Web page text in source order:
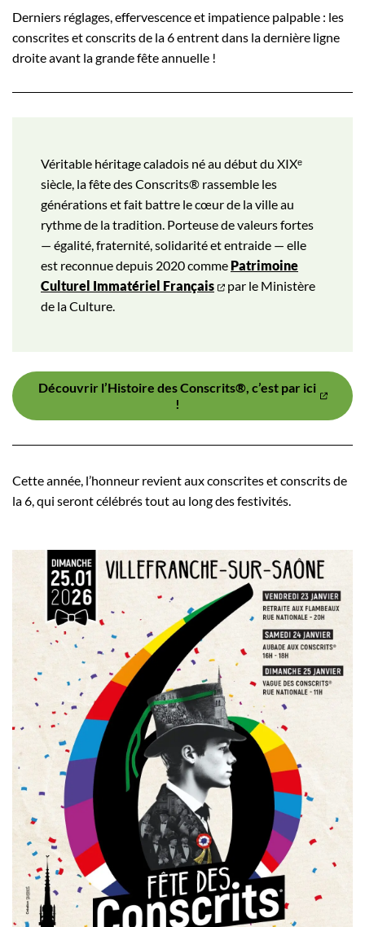
Derniers réglages, effervescence et impatience palpable : les
conscrites et conscrits de la 6 entrent dans la dernière ligne
droite avant la grande fête annuelle !
Véritable héritage caladois né au début du XIXᵉ
siècle, la fête des Conscrits® rassemble les
générations et fait battre le cœur de la ville au
rythme de la tradition. Porteuse de valeurs fortes
— égalité, fraternité, solidarité et entraide — elle
est reconnue depuis 2020 comme Patrimoine
Culturel Immatériel Français
par le Ministère
de la Culture.
Découvrir l’Histoire des Conscrits®, c’est par ici
!
Cette année, l’honneur revient aux conscrites et conscrits de
la 6, qui seront célébrés tout au long des festivités.